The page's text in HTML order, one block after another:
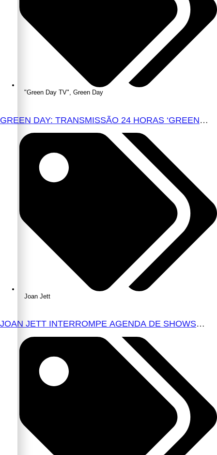
"Green Day TV", Green Day
GREEN DAY: TRANSMISSÃO 24 HORAS ‘GREEN
Joan Jett
JOAN JETT INTERROMPE AGENDA DE SHOWS